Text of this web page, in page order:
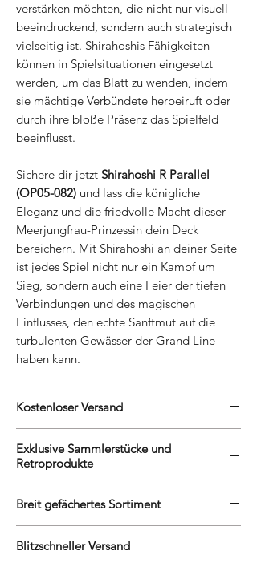
verstärken möchten, die nicht nur visuell
beeindruckend, sondern auch strategisch
vielseitig ist. Shirahoshis Fähigkeiten
können in Spielsituationen eingesetzt
werden, um das Blatt zu wenden, indem
sie mächtige Verbündete herbeiruft oder
durch ihre bloße Präsenz das Spielfeld
beeinflusst.
Sichere dir jetzt Shirahoshi R Parallel
(OP05-082) und lass die königliche
Eleganz und die friedvolle Macht dieser
Meerjungfrau-Prinzessin dein Deck
bereichern. Mit Shirahoshi an deiner Seite
ist jedes Spiel nicht nur ein Kampf um
Sieg, sondern auch eine Feier der tiefen
Verbindungen und des magischen
Einflusses, den echte Sanftmut auf die
turbulenten Gewässer der Grand Line
haben kann.
Kostenloser Versand
kostenlosem Versand. Egal, ob Du eine
grosse Sammlung erweiterst oder ein neues
Videospiel entdecken möchtest, Du kannst
Dich auf den kostenlosen Versand verlassen,
zu gestalten.
Exklusive Sammlerstücke und
Retroprodukte
exklusive Sammlerstücke und
Retroprodukte anzubieten, die man
anderswo nur schwer finden kann. Unsere
Breit gefächertes Sortiment
umfangreiche Auswahl an Sammelkarten,
Blitzschneller Versand